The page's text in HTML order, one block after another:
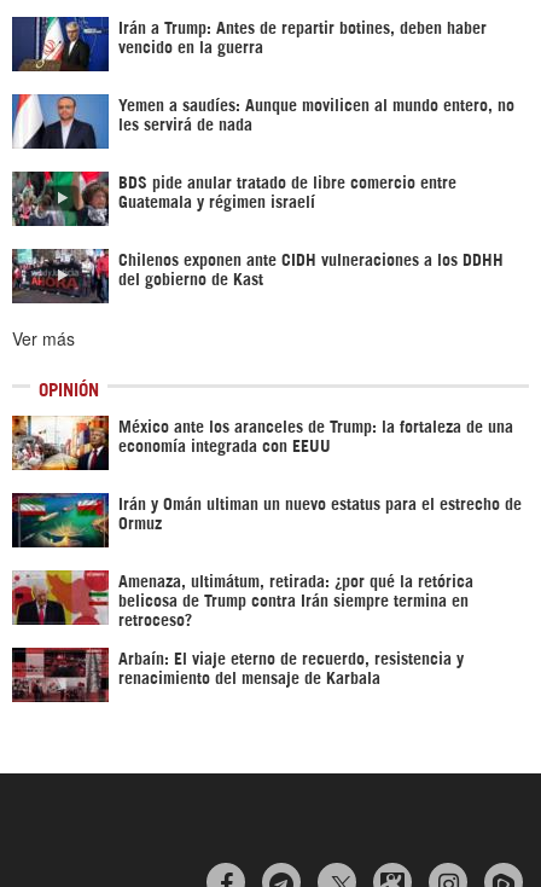
Irán a Trump: Antes de repartir botines, deben haber
vencido en la guerra
Yemen a saudíes: Aunque movilicen al mundo entero, no
les servirá de nada
BDS pide anular tratado de libre comercio entre
Guatemala y régimen israelí
Chilenos exponen ante CIDH vulneraciones a los DDHH
del gobierno de Kast
Ver más
OPINIÓN
México ante los aranceles de Trump: la fortaleza de una
economía integrada con EEUU
Irán y Omán ultiman un nuevo estatus para el estrecho de
Ormuz
Amenaza, ultimátum, retirada: ¿por qué la retórica
belicosa de Trump contra Irán siempre termina en
retroceso?
Arbaín: El viaje eterno de recuerdo, resistencia y
renacimiento del mensaje de Karbala